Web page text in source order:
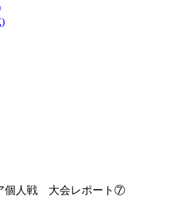
個人戦 大会レポート⑦